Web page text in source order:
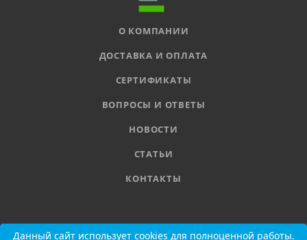
О КОМПАНИИ
ДОСТАВКА И ОПЛАТА
СЕРТИФИКАТЫ
ВОПРОСЫ И ОТВЕТЫ
НОВОСТИ
СТАТЬИ
КОНТАКТЫ
8 800 555-11-78
Данный сайт использует cookies для полноценной работы.
Данный сайт использует cookies для полноценной работы.